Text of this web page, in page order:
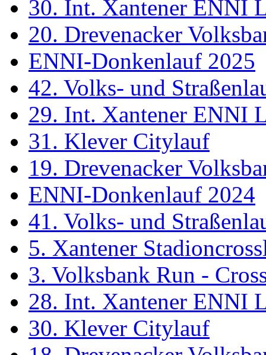
30. Int. Xantener ENNI
20. Drevenacker
ENNI-Donkenlauf 2025
42. Volks- und
29. Int. Xantener ENNI
31. Klever Citylauf
19. Drevenacker
ENNI-Donkenlauf 2024
41. Volks- und
5. Xantener
3. Volksbank Run -
28. Int. Xantener ENNI
30. Klever Citylauf